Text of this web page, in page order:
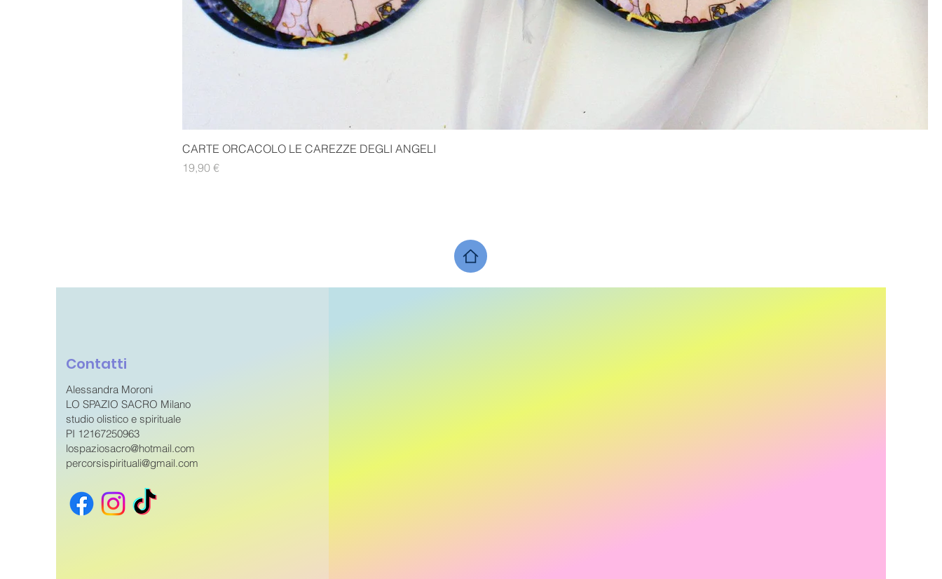
CARTE ORCACOLO LE CAREZZE DEGLI ANGELI
Prezzo
19,90 €
Contatti
Alessandra Moroni
LO SPAZIO SACRO Milano
studio olistico e spirituale
PI 12167250963
lospaziosacro@hotmail.com
percorsispirituali@gmail.com